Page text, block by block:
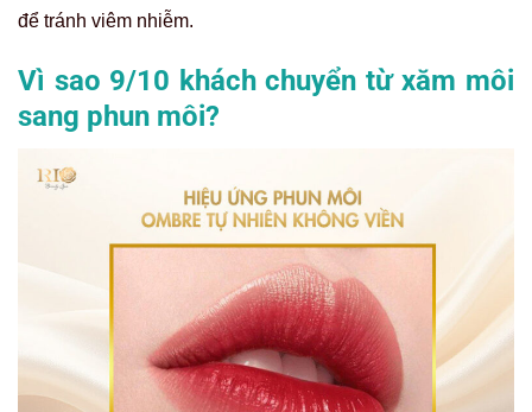
để tránh viêm nhiễm.
Vì sao 9/10 khách chuyển từ xăm môi
sang phun môi?